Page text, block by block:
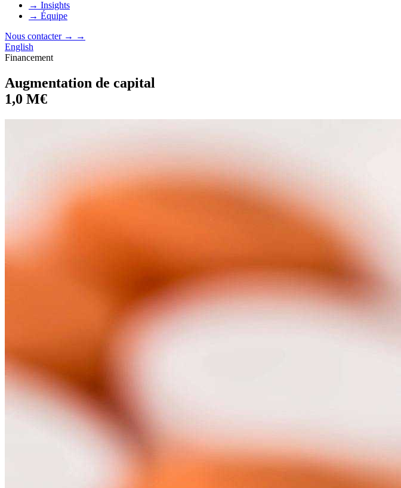
→ Insights
→ Équipe
Nous contacter → →
English
Financement
Augmentation de capital
1,0 M€